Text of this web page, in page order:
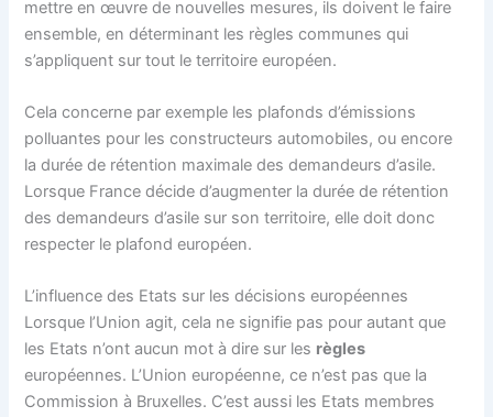
mettre en œuvre de nouvelles mesures, ils doivent le faire
ensemble, en déterminant les règles communes qui
s’appliquent sur tout le territoire européen.
Cela concerne par exemple les plafonds d’émissions
polluantes pour les constructeurs automobiles, ou encore
la durée de rétention maximale des demandeurs d’asile.
Lorsque France décide d’augmenter la durée de rétention
des demandeurs d’asile sur son territoire, elle doit donc
respecter le plafond européen.
L’influence des Etats sur les décisions européennes
Lorsque l’Union agit, cela ne signifie pas pour autant que
les Etats n’ont aucun mot à dire sur les règles
européennes. L’Union européenne, ce n’est pas que la
Commission à Bruxelles. C’est aussi les Etats membres